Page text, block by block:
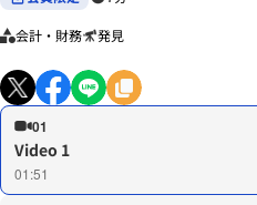
会計・財務 発見
01
Video 1
01:51